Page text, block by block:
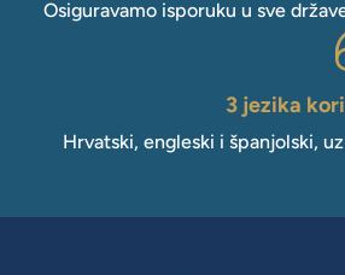
Osiguravamo isporuku u sve
3 jezika
Hrvatski, engleski i španjolski,